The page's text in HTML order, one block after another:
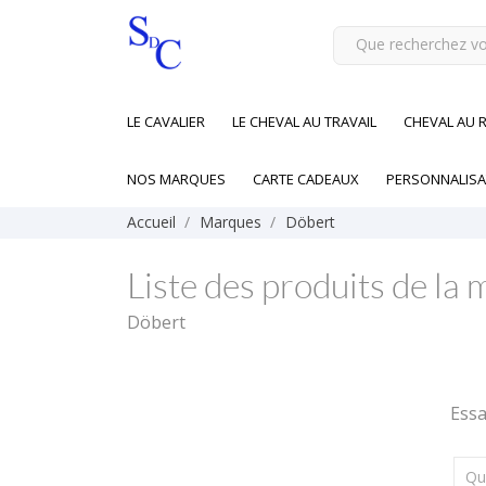
LE CAVALIER LE CHEVAL AU TRAVAIL CHEVAL AU
NOS MARQUES CARTE CADEAUX
Accueil Marques Döbert
Liste des produits de la
Döbert